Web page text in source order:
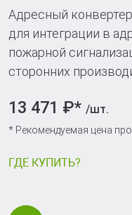
Адресный
для интеграции в
пожарной
сторонних
13 471 ₽* /шт.
* Рекомендуемая цена
ГДЕ КУПИТЬ?